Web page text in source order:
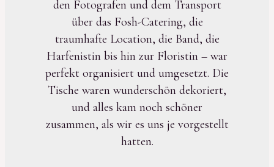
den Fotografen und dem Transport
über das Fosh-Catering, die
traumhafte Location, die Band, die
Harfenistin bis hin zur Floristin – war
perfekt organisiert und umgesetzt. Die
Tische waren wunderschön dekoriert,
und alles kam noch schöner
zusammen, als wir es uns je vorgestellt
hatten.